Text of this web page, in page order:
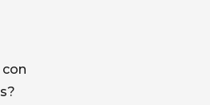
con